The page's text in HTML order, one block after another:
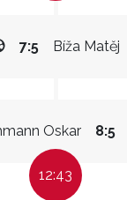
Bíža Matěj
7:5
Oskar 8:5
12:43